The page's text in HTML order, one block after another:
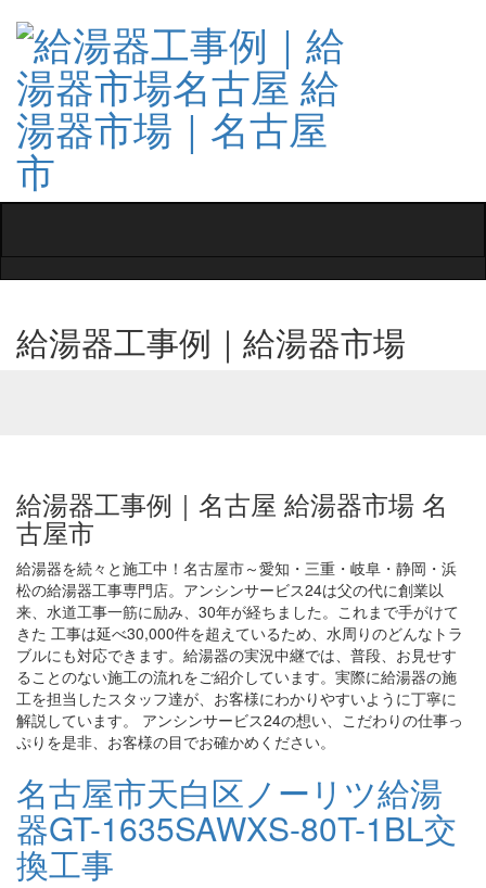
給湯器工事例｜給湯器市場
給湯器工事例｜名古屋 給湯器市場 名
古屋市
給湯器を続々と施工中！名古屋市～愛知・三重・岐阜・静岡・浜
松の給湯器工事専門店。アンシンサービス24は父の代に創業以
来、水道工事一筋に励み、30年が経ちました。これまで手がけて
きた 工事は延べ30,000件を超えているため、水周りのどんなトラ
ブルにも対応できます。給湯器の実況中継では、普段、お見せす
ることのない施工の流れをご紹介しています。実際に給湯器の施
工を担当したスタッフ達が、お客様にわかりやすいように丁寧に
解説しています。 アンシンサービス24の想い、こだわりの仕事っ
ぷりを是非、お客様の目でお確かめください。
名古屋市天白区ノーリツ給湯
器GT-1635SAWXS-80T-1BL交
換工事